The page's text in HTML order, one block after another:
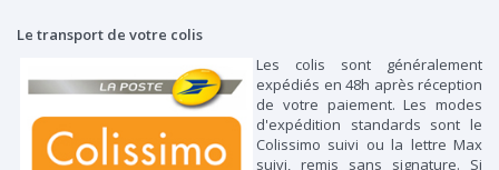
Le transport de votre colis
Les colis sont généralement
expédiés en 48h après réception
de votre paiement. Les modes
d'expédition standards sont le
Colissimo suivi ou la lettre Max
suivi, remis sans signature. Si